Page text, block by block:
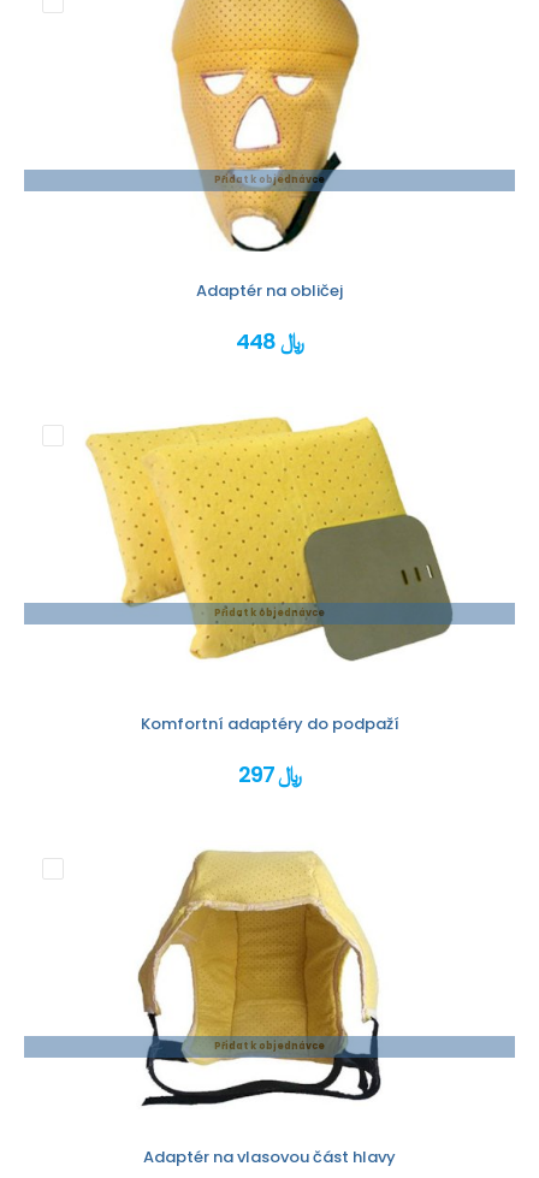
Přidat k objednávce
Adaptér na obličej
448 ﷼
Přidat k objednávce
Komfortní adaptéry do podpaží
297 ﷼
Přidat k objednávce
Adaptér na vlasovou část hlavy